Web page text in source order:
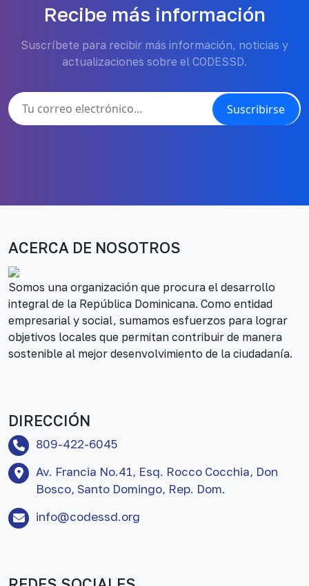
Recibe más información
Suscríbete para recibir más información, noticias y
actualizaciones sobre el CODESSD.
Suscribirse
ACERCA DE NOSOTROS
Somos una organización que procura el desarrollo
integral de la República Dominicana. Como entidad
empresarial y social, sumamos esfuerzos para lograr
objetivos locales que permitan contribuir de manera
sostenible al mejor desenvolvimiento de la ciudadanía.
DIRECCIÓN
809-422-6045
Av. Francia No.41, Esq. Rocco Cocchia, Don
Bosco, Santo Domingo, Rep. Dom.
info@codessd.org